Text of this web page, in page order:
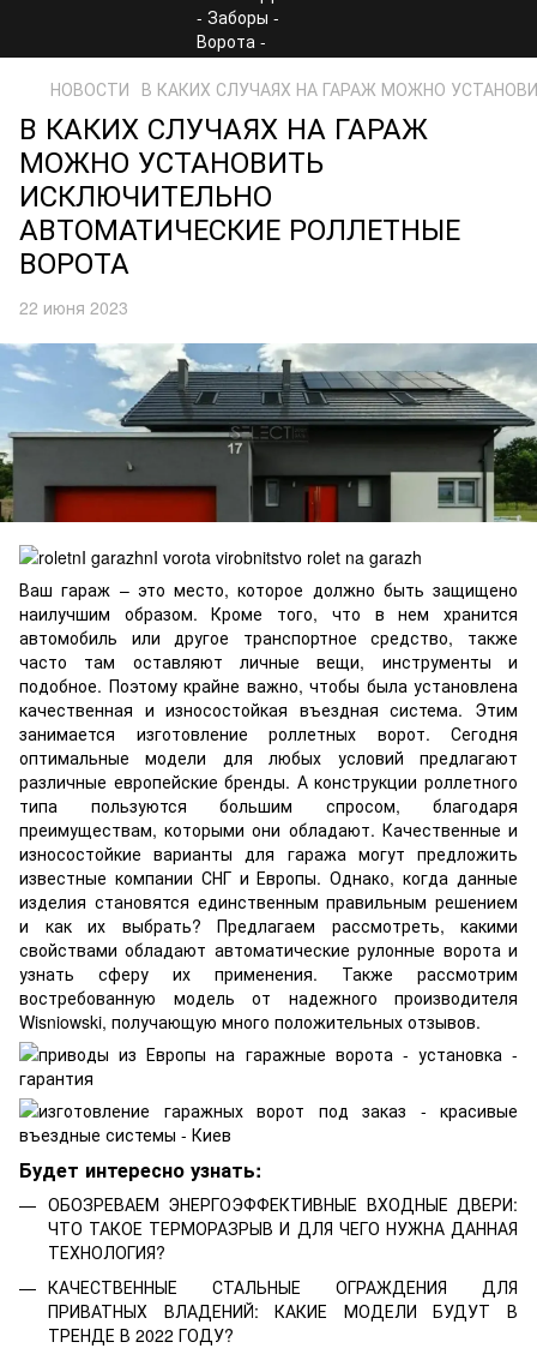
НОВОСТИ В КАКИХ СЛУЧАЯХ НА ГАРАЖ МОЖНО
В КАКИХ СЛУЧАЯХ НА ГАРАЖ
МОЖНО УСТАНОВИТЬ
ИСКЛЮЧИТЕЛЬНО
АВТОМАТИЧЕСКИЕ РОЛЛЕТНЫЕ
ВОРОТА
22 июня 2023
Ваш гараж – это место, которое должно быть защищено
наилучшим образом. Кроме того, что в нем хранится
автомобиль или другое транспортное средство, также
часто там оставляют личные вещи, инструменты и
подобное. Поэтому крайне важно, чтобы была установлена
качественная и износостойкая въездная система. Этим
занимается изготовление роллетных ворот. Сегодня
оптимальные модели для любых условий предлагают
различные европейские бренды. А конструкции роллетного
типа пользуются большим спросом, благодаря
преимуществам, которыми они обладают. Качественные и
износостойкие варианты для гаража могут предложить
известные компании СНГ и Европы. Однако, когда данные
изделия становятся единственным правильным решением
и как их выбрать? Предлагаем рассмотреть, какими
свойствами обладают автоматические рулонные ворота и
узнать сферу их применения. Также рассмотрим
востребованную модель от надежного производителя
Wisniowski, получающую много положительных отзывов.
Будет интересно узнать:
ОБОЗРЕВАЕМ ЭНЕРГОЭФФЕКТИВНЫЕ ВХОДНЫЕ ДВЕРИ:
ЧТО ТАКОЕ ТЕРМОРАЗРЫВ И ДЛЯ ЧЕГО НУЖНА ДАННАЯ
ТЕХНОЛОГИЯ?
КАЧЕСТВЕННЫЕ СТАЛЬНЫЕ ОГРАЖДЕНИЯ ДЛЯ
ПРИВАТНЫХ ВЛАДЕНИЙ: КАКИЕ МОДЕЛИ БУДУТ В
ТРЕНДЕ В 2022 ГОДУ?